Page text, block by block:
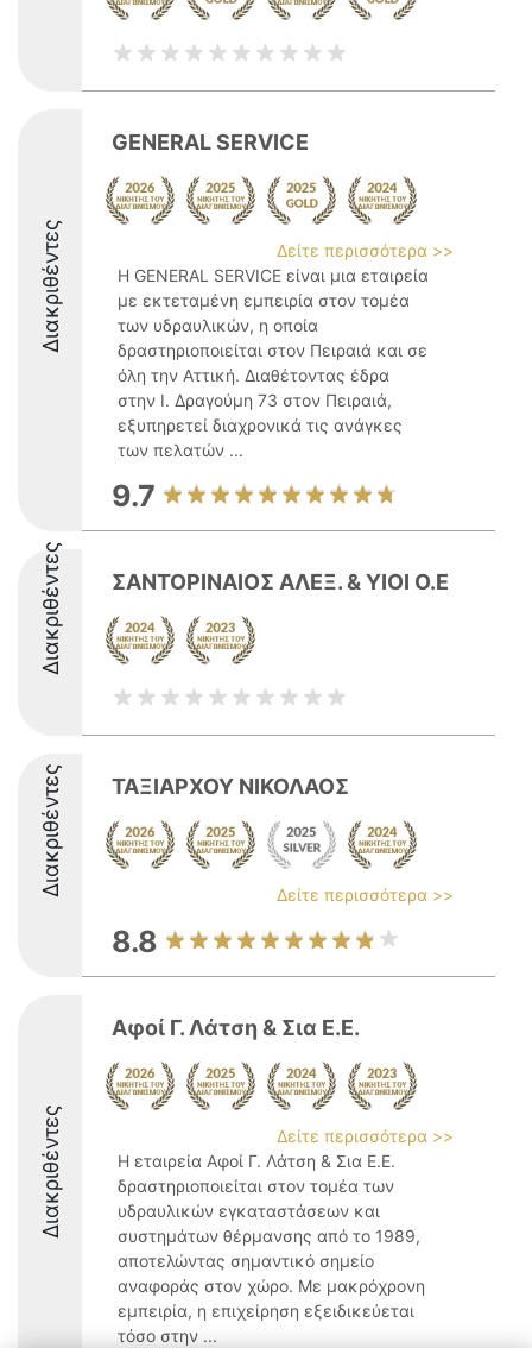
Διακριθέντες
GENERAL SERVICE
Δείτε περισσότερα >>
Η GENERAL SERVICE είναι μια εταιρεία
με εκτεταμένη εμπειρία στον τομέα
των υδραυλικών, η οποία
δραστηριοποιείται στον Πειραιά και σε
όλη την Αττική. Διαθέτοντας έδρα
στην Ι. Δραγούμη 73 στον Πειραιά,
εξυπηρετεί διαχρονικά τις ανάγκες
των πελατών ...
9.7
Διακριθέντες ΣΑΝΤΟΡΙΝΑΙΟΣ ΑΛΕΞ. & ΥΙΟΙ Ο.Ε
Διακριθέντες ΤΑΞΙΑΡΧΟΥ ΝΙΚΟΛΑΟΣ
Δείτε περισσότερα >>
8.8
Διακριθέντες
Αφοί Γ. Λάτση & Σια Ε.Ε.
Δείτε περισσότερα >>
Η εταιρεία Αφοί Γ. Λάτση & Σια Ε.Ε.
δραστηριοποιείται στον τομέα των
υδραυλικών εγκαταστάσεων και
συστημάτων θέρμανσης από το 1989,
αποτελώντας σημαντικό σημείο
αναφοράς στον χώρο. Με μακρόχρονη
εμπειρία, η επιχείρηση εξειδικεύεται
τόσο στην ...